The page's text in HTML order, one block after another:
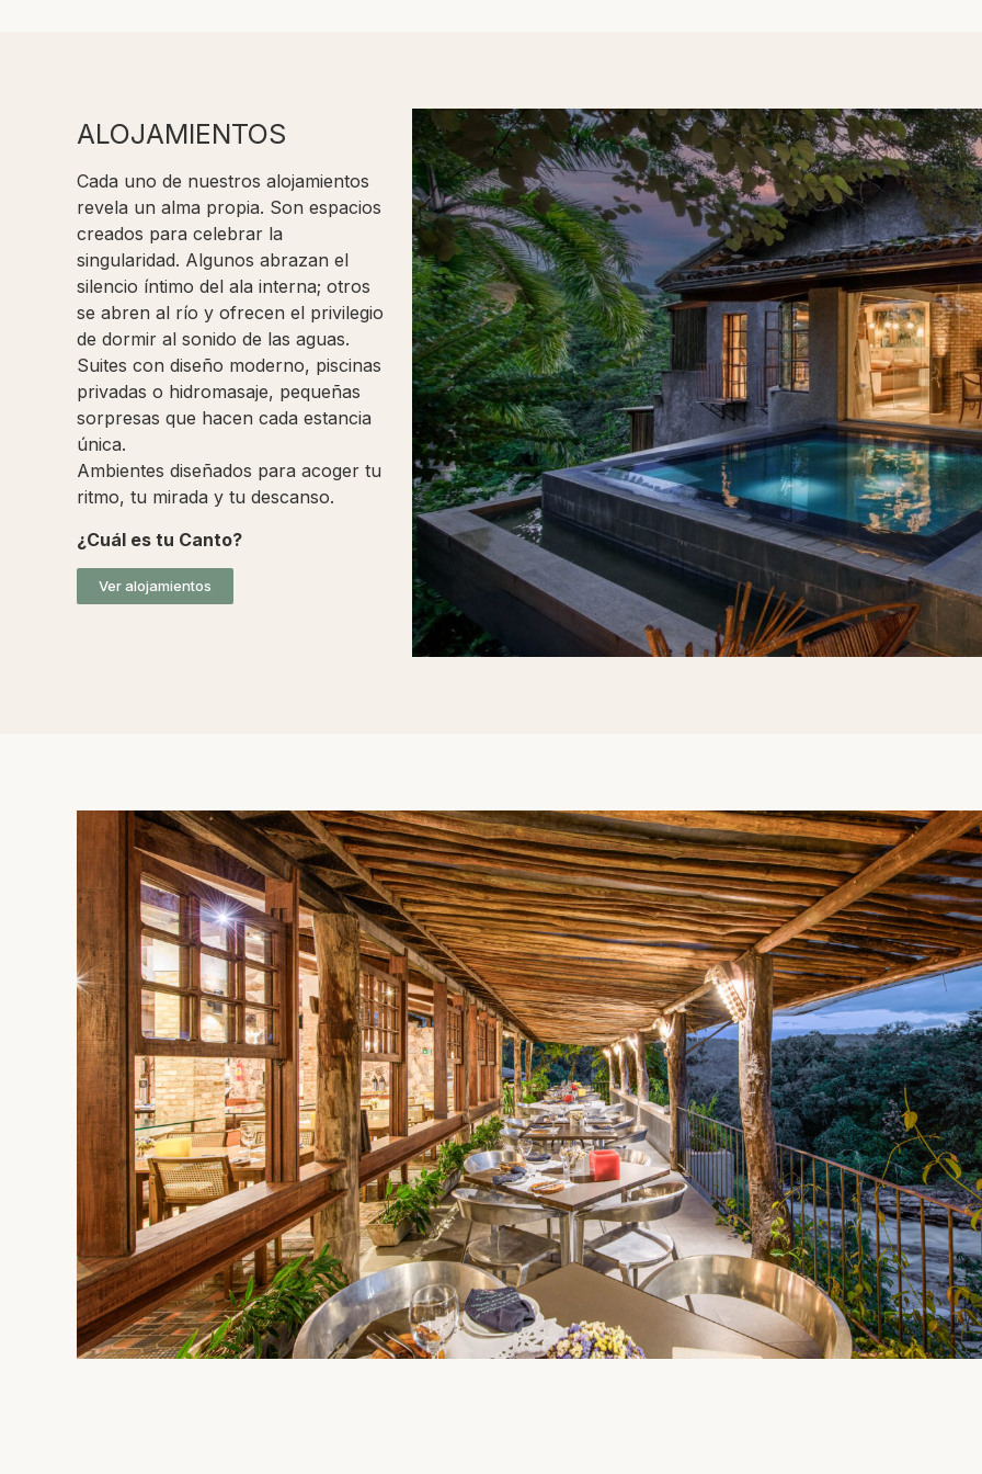
ALOJAMIENTOS
Cada uno de nuestros alojamientos
revela un alma propia. Son espacios
creados para celebrar la
singularidad. Algunos abrazan el
silencio íntimo del ala interna; otros
se abren al río y ofrecen el privilegio
de dormir al sonido de las aguas.
Suites con diseño moderno, piscinas
privadas o hidromasaje, pequeñas
sorpresas que hacen cada estancia
única.
Ambientes diseñados para acoger tu
ritmo, tu mirada y tu descanso.
¿Cuál es tu Canto?
Ver alojamientos